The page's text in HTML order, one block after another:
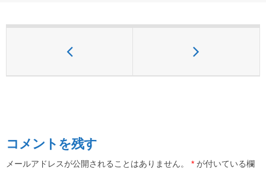
コメントを残す
メールアドレスが公開されることはありません。 * が付いている欄